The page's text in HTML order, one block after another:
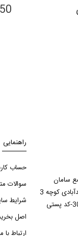
سانتیمتر
سامان
شیراز - خیابان سید جمالدین اسدآبادی کوچه 3
مجتمع خوارزمی طبقه3 واحد 302-کد پستی
راهنمایی
حساب
سوالات
شرایط
اصل
ارتباط با